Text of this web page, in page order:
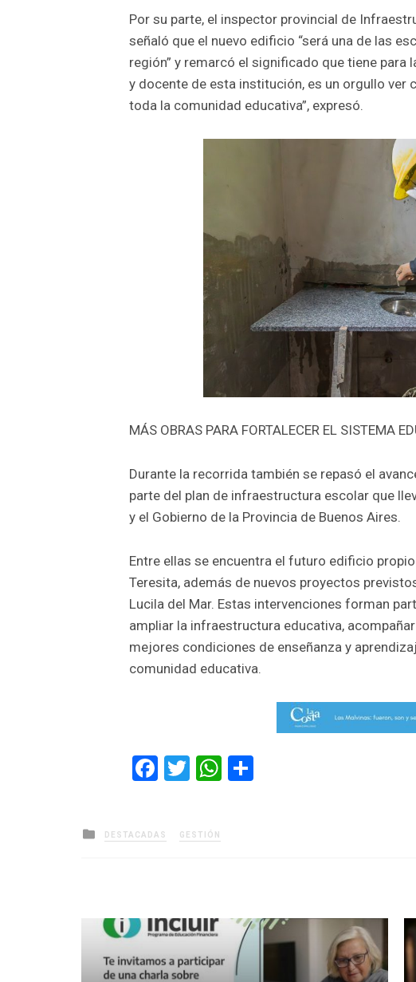
Por su parte, el inspector provincial de
señaló que el nuevo edificio “será una de las
región” y remarcó el significado que tiene para
y docente de esta institución, es un orgullo ver
toda la comunidad educativa”, expresó.
MÁS OBRAS PARA FORTALECER EL SISTEMA
Durante la recorrida también se repasó el
parte del plan de infraestructura escolar que
y el Gobierno de la Provincia de Buenos Aires.
Entre ellas se encuentra el futuro edificio
Teresita, además de nuevos proyectos
Lucila del Mar. Estas intervenciones forman
ampliar la infraestructura educativa,
mejores condiciones de enseñanza y
comunidad educativa.
Facebook
TwitterWhatsApp
Posted
in
DESTACADAS GESTIÓN